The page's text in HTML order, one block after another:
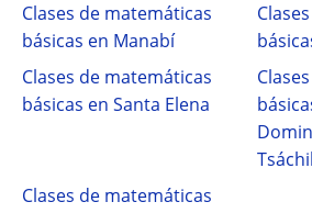
Clases de matemáticas
básicas en Manabí
Clases de matemáticas
básicas en Santa Elena
Clases de matemáticas